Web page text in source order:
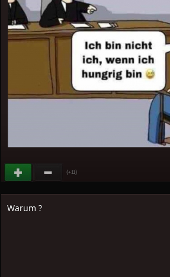
(+11)
Warum ?